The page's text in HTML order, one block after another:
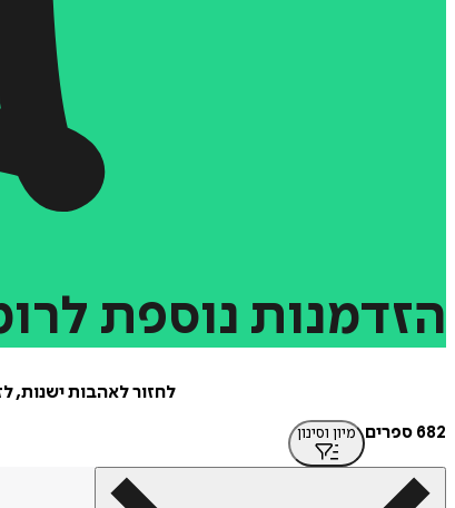
הזדמנות נוספת
לחזור לאהבות ישנות,
682 ספרים
מיון וסינון